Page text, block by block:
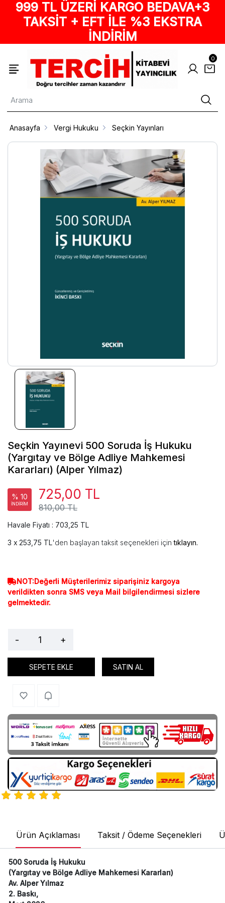
999 TL ÜZERİ KARGO BEDAVA+3
TAKSİT + EFT İLE %3 EKSTRA
İNDİRİM
0
Anasayfa Vergi Hukuku Seçkin Yayınları
Seçkin Yayınevi 500 Soruda İş Hukuku
(Yargıtay ve Bölge Adliye Mahkemesi
Kararları) (Alper Yılmaz)
% 10
İNDİRİM 810,00 TL
725,00 TL
Havale Fiyatı : 703,25 TL
253,75 TL'den başlayan taksit seçenekleri içintıklayın.
NOT:Değerli Müşterilerimiz siparişiniz kargoya
verildikten sonra SMS veya Mail bilgilendirmesi sizlere
gelmektedir.
- +
SEPETE EKLE SATIN AL
Ürün Açıklaması Taksit / Ödeme Seçenekleri
500 Soruda İş Hukuku
(Yargıtay ve Bölge Adliye Mahkemesi Kararları)
Av. Alper Yılmaz
2. Baskı,